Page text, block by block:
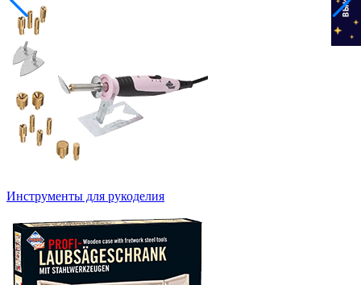
Инструменты для рукоделия